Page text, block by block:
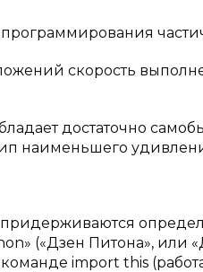
скорость
достаточно
наименьшего
придерживаются
(«Дзен Питона», или
import this